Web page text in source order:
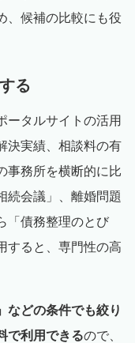
、候補の比較にも役
る
ータルサイトの活用
決実績、相談料の有
事務所を横断的に比
続会議」、離婚問題
「債務整理のとび
すると、専門性の高
などの条件でも絞り
で利用できるので、